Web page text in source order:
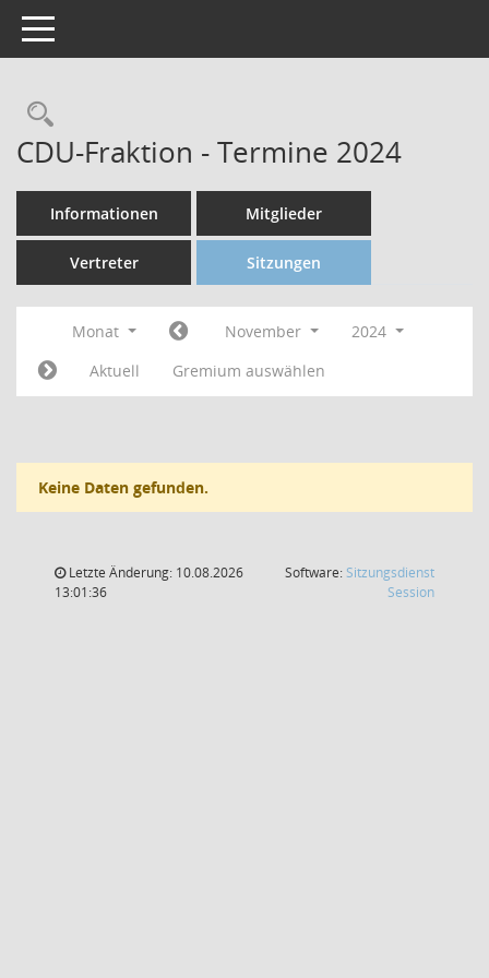
Toggle navigation
CDU-Fraktion - Termine 2024
Informationen Mitglieder
Vertreter Sitzungen
Monat November
2024
Aktuell
Gremium auswählen
Keine Daten gefunden.
Letzte Änderung: 10.08.2026
13:01:36
Software: Sitzungsdienst
Session(Wird in